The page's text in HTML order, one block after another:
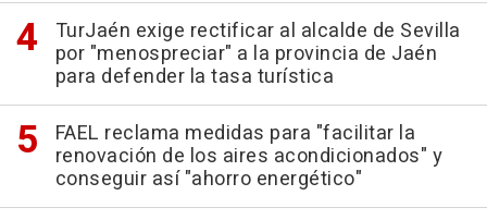
TurJaén exige rectificar al alcalde de Sevilla
por "menospreciar" a la provincia de Jaén
para defender la tasa turística
FAEL reclama medidas para "facilitar la
renovación de los aires acondicionados" y
conseguir así "ahorro energético"